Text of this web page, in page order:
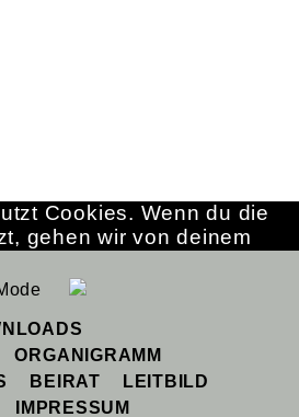
ORGANIGRAMM
BEIRAT
LEITBILD
IMPRESSUM
Cookies. Wenn du die
gehen wir von deinem